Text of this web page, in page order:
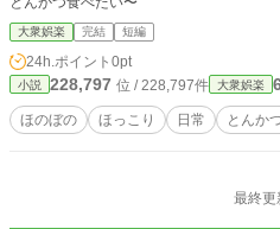
大衆娯楽 完結 短編
24h.ポイント 0pt
小説 228,797 位 / 228,797件 大衆娯楽
ほのぼの ほっこり 日常 とんか
最終更